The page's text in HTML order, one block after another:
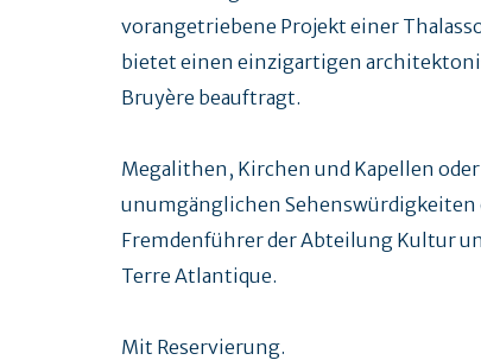
vorangetriebene Projekt einer
bietet einen einzigartigen
Bruyère beauftragt.
Megalithen, Kirchen und Kapellen
unumgänglichen
Fremdenführer der Abteilung Kultur
Terre Atlantique.
Mit Reservierung.